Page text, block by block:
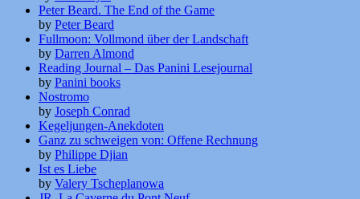
Peter Beard. The End of the Game
by Peter Beard
Fullmoon: Vollmond über der Landschaft
by Darren Almond
Reading Journal – Das Panini Lesejournal
by Panini books
Nostromo
by Joseph Conrad
Kegeljungen-Anekdoten
Ganz zu schweigen von: Offene Rechnung
by Philippe Djian
Ist es Liebe
by Valery Tscheplanowa